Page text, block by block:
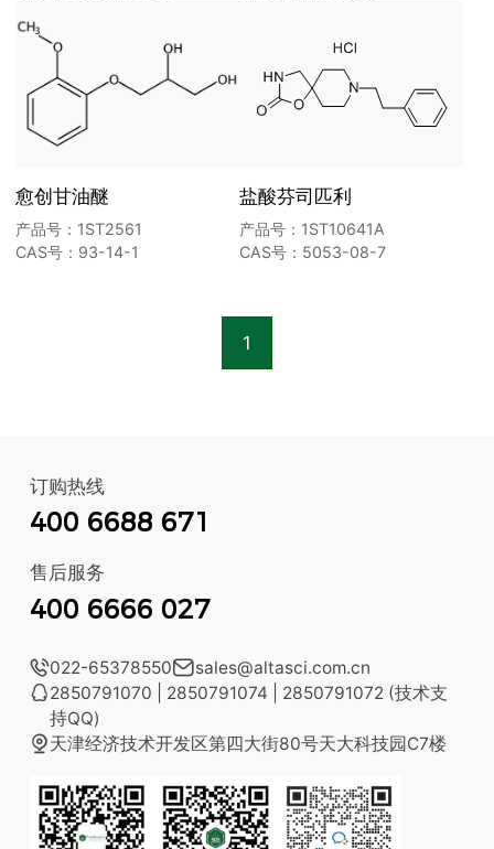
愈创甘油醚
产品号：1ST2561
CAS号：93-14-1
盐酸芬司匹利
产品号：1ST10641A
CAS号：5053-08-7
1
订购热线
400 6688 671
售后服务
400 6666 027
022-65378550sales@altasci.com.cn
2850791070 | 2850791074 | 2850791072 (技术支
持QQ)
天津经济技术开发区第四大街80号天大科技园C7楼